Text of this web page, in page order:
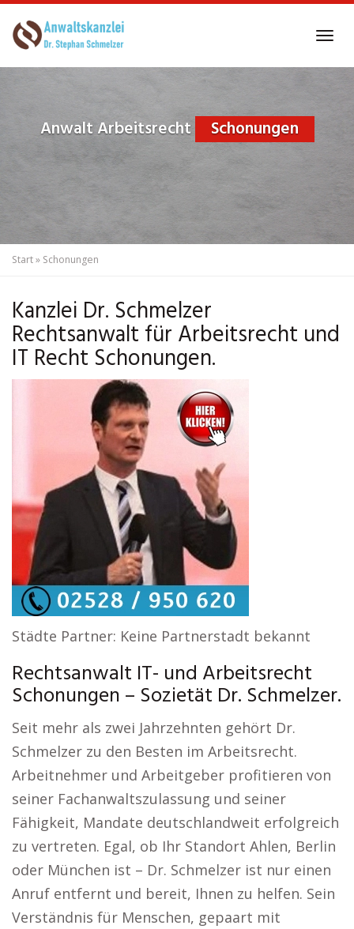
to
Anwalt Arbeitsrecht Schonungen
Start» Schonungen
Kanzlei Dr. Schmelzer
Rechtsanwalt für Arbeitsrecht und
IT Recht Schonungen.
Städte Partner: Keine Partnerstadt bekannt
Rechtsanwalt IT- und Arbeitsrecht
Schonungen – Sozietät Dr. Schmelzer.
Seit mehr als zwei Jahrzehnten gehört Dr.
Schmelzer zu den Besten im Arbeitsrecht.
Arbeitnehmer und Arbeitgeber profitieren von
seiner Fachanwaltszulassung und seiner
Fähigkeit, Mandate deutschlandweit erfolgreich
zu vertreten. Egal, ob Ihr Standort Ahlen, Berlin
oder München ist – Dr. Schmelzer ist nur einen
Anruf entfernt und bereit, Ihnen zu helfen. Sein
Verständnis für Menschen, gepaart mit